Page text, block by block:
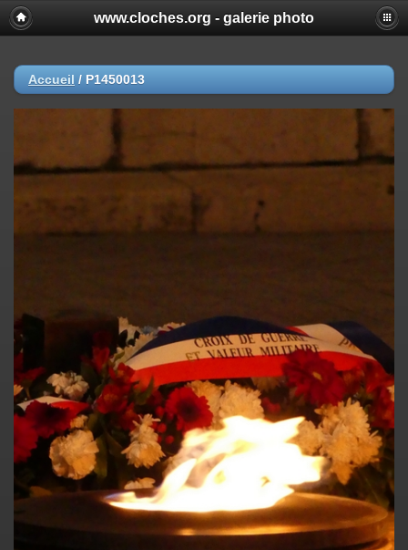
www.cloches.org - galerie photo
Accueil / P1450013